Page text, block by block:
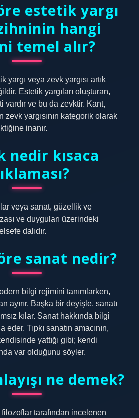
estetik yargı
hangi
temel alır?
yargı veya zevk yargısı artık
Estetik yargıları oluşturan,
vardır ve bu da zevktir. Kant,
yargısının kategorik olarak
inanır.
nedir kısaca
veya sanat, güzellik ve
ve duyguları üzerindeki
dalıdır.
sanat nedir?
bilgi rejimini tanımlarken,
ayırır. Başka bir deyişle, sanatı
kılar. Sanat hakkında bilgi
Tıpkı sanatın amacının,
yattığı gibi; kendi
var olduğunu söyler.
ne demek?
tarafından incelenen